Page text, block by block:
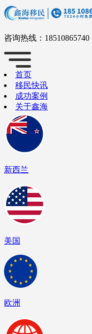
咨询热线： 18510865740
首页
移民快讯
成功案例
关于鑫海
新西兰
美国
欧洲